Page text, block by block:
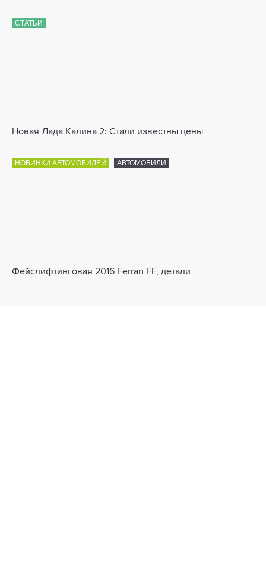
СТАТЬИ
Новая Лада Калина 2: Стали известны цены
НОВИНКИ АВТОМОБИЛЕЙ АВТОМОБИЛИ
Фейслифтинговая 2016 Ferrari FF, детали